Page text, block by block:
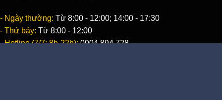
- Ngày thường: Từ 8:00 - 12:00; 14:00 - 17:30
- Thứ bảy: Từ 8:00 - 12:00
- Hotline (7/7; 8h-22h): 0904 894 728